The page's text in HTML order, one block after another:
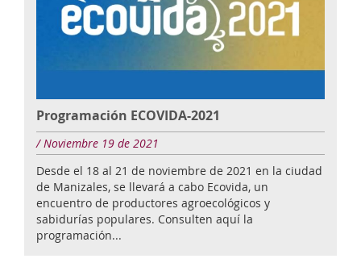
Programación ECOVIDA-2021
/ Noviembre 19 de 2021
Desde el 18 al 21 de noviembre de 2021 en la ciudad
de Manizales, se llevará a cabo Ecovida, un
encuentro de productores agroecológicos y
sabidurías populares. Consulten aquí la
programación...